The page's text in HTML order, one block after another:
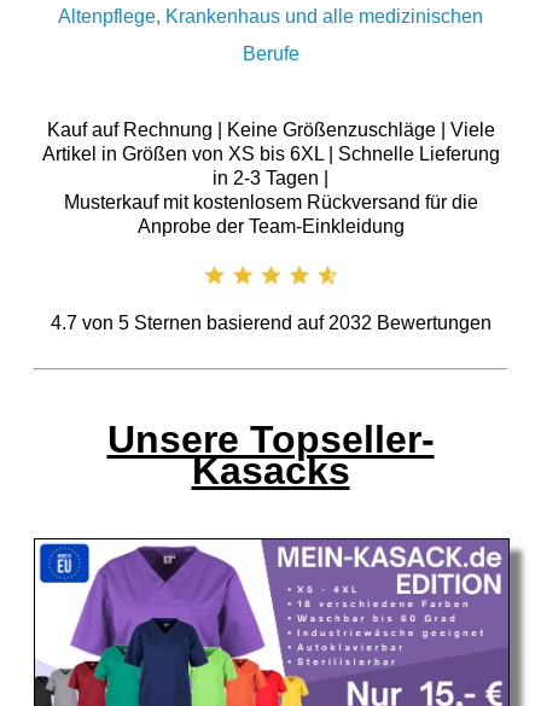
Altenpflege, Krankenhaus und alle medizinischen
Berufe
Kauf auf Rechnung | Keine Größenzuschläge | Viele
Artikel in Größen von XS bis 6XL | Schnelle Lieferung
in 2-3 Tagen |
Musterkauf mit kostenlosem Rückversand für die
Anprobe der Team-Einkleidung
4.7von 5Sternen basierend auf 2032 Bewertungen
Unsere Topseller-
Kasacks